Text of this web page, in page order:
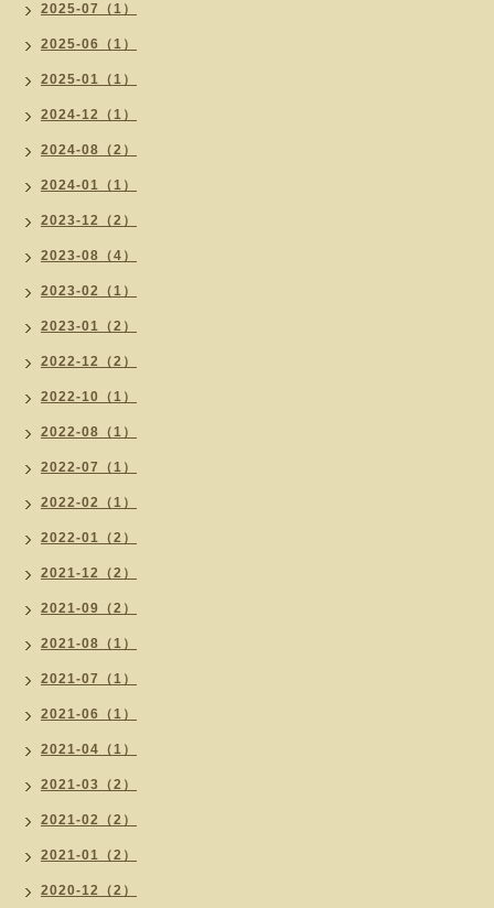
2025-07（1）
2025-06（1）
2025-01（1）
2024-12（1）
2024-08（2）
2024-01（1）
2023-12（2）
2023-08（4）
2023-02（1）
2023-01（2）
2022-12（2）
2022-10（1）
2022-08（1）
2022-07（1）
2022-02（1）
2022-01（2）
2021-12（2）
2021-09（2）
2021-08（1）
2021-07（1）
2021-06（1）
2021-04（1）
2021-03（2）
2021-02（2）
2021-01（2）
2020-12（2）